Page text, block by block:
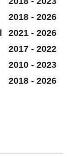
2018 - 2026
2021 - 2026
2017 - 2022
2010 - 2023
2018 - 2026